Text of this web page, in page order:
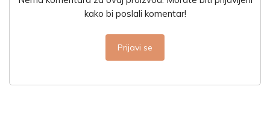
kako bi poslali komentar!
Prijavi se